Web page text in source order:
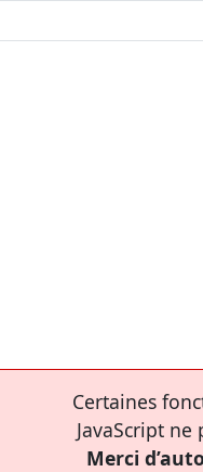
Certaines
JavaScript
Merci